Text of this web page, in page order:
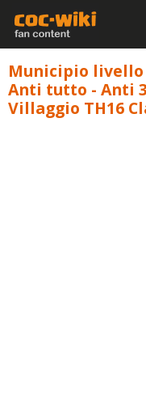
Municipio livello
Anti tutto - Anti
Villaggio TH16